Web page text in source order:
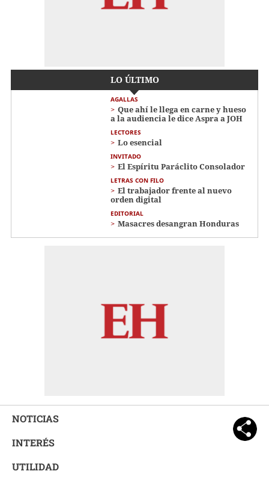
LO ÚLTIMO
AGALLAS
Que ahí le llega en carne y hueso
a la audiencia le dice Aspra a JOH
LECTORES
Lo esencial
INVITADO
El Espíritu Paráclito Consolador
LETRAS CON FILO
El trabajador frente al nuevo
orden digital
EDITORIAL
Masacres desangran Honduras
NOTICIAS
INTERÉS
UTILIDAD